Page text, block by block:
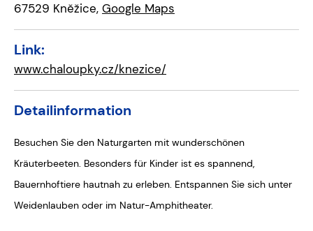
67529 Kněžice, Google Maps
Link:
www.chaloupky.cz/knezice/
Detailinformation
Besuchen Sie den Naturgarten mit wunderschönen
Kräuterbeeten. Besonders für Kinder ist es spannend,
Bauernhoftiere hautnah zu erleben. Entspannen Sie sich unter
Weidenlauben oder im Natur-Amphitheater.